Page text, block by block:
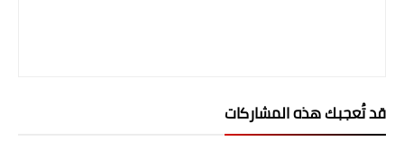
قد تُعجبك هذه المشاركات